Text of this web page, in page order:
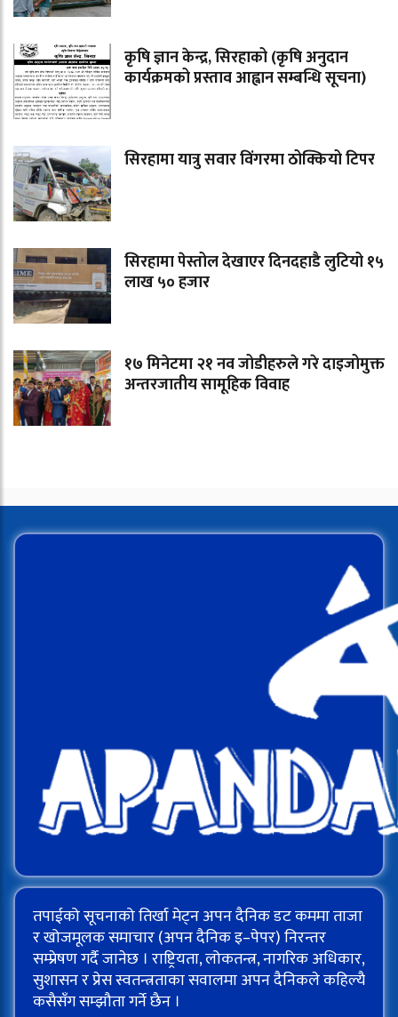
कृषि ज्ञान केन्द्र, सिरहाको (कृषि अनुदान
कार्यक्रमको प्रस्ताव आह्वान सम्बन्धि सूचना)
सिरहामा यात्रु सवार विंगरमा ठोक्कियो टिपर
सिरहामा पेस्तोल देखाएर दिनदहाडै लुटियो १५
लाख ५० हजार
१७ मिनेटमा २१ नव जोडीहरुले गरे दाइजोमुक्त
अन्तरजातीय सामूहिक विवाह
तपाईको सूचनाको तिर्खा मेट्न अपन दैनिक डट कममा ताजा
र खोजमूलक समाचार (अपन दैनिक इ–पेपर) निरन्तर
सम्प्रेषण गर्दै जानेछ । राष्ट्रियता, लोकतन्त्र, नागरिक अधिकार,
सुशासन र प्रेस स्वतन्त्रताका सवालमा अपन दैनिकले कहिल्यै
कसैसँग सम्झौता गर्ने छैन ।